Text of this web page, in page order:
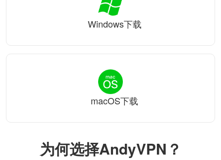
为何选择AndyVPN？
Windows下载
macOS下载